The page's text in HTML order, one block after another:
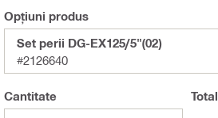
Opțiuni produs
Set perii DG-EX125/5"(02)
#2126640
Cantitate Total